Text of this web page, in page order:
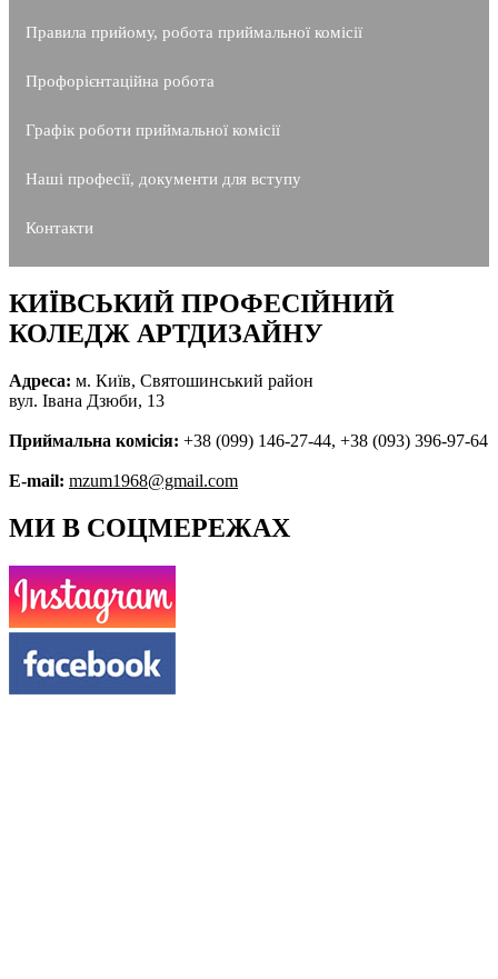
Правила прийому, робота приймальної комісії
Профорієнтаційна робота
Графік роботи приймальної комісії
Наші професії, документи для вступу
Контакти
КИЇВСЬКИЙ ПРОФЕСІЙНИЙ
КОЛЕДЖ АРТДИЗАЙНУ
Адреса: м. Київ, Святошинський район
вул. Івана Дзюби, 13
Приймальна комісія: +38 (099) 146-27-44, +38 (093) 396-97-64
E-mail: mzum1968@gmail.com
МИ В СОЦМЕРЕЖАХ